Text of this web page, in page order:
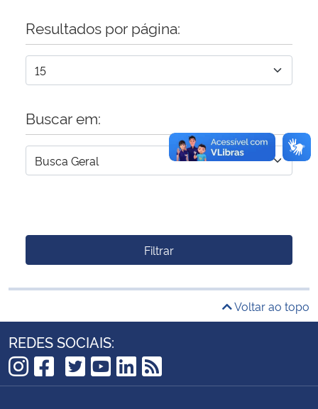
PlanaltoResultados por página:
Buscar em:
Filtrar
Voltar ao topo
REDES SOCIAIS:
Instagram
Facebook
TikTok
Twitter
YouTube
LinkedIn
RSS